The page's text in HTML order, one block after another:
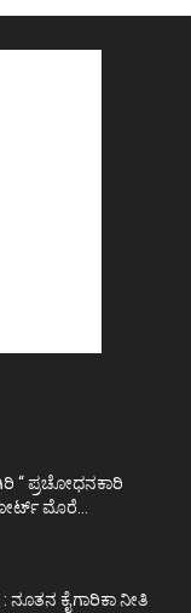
“ ಪ್ರಚೋಧನಕಾರಿ
ಮೊರೆ...
ನೂತನ ಕೈಗಾರಿಕಾ ನೀತಿ